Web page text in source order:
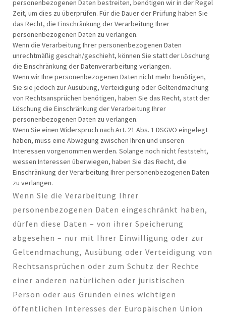
personenbezogenen Daten bestreiten, benötigen wir in der Regel
Zeit, um dies zu überprüfen. Für die Dauer der Prüfung haben Sie
das Recht, die Einschränkung der Verarbeitung Ihrer
personenbezogenen Daten zu verlangen.
Wenn die Verarbeitung Ihrer personenbezogenen Daten
unrechtmäßig geschah/geschieht, können Sie statt der Löschung
die Einschränkung der Datenverarbeitung verlangen.
Wenn wir Ihre personenbezogenen Daten nicht mehr benötigen,
Sie sie jedoch zur Ausübung, Verteidigung oder Geltendmachung
von Rechtsansprüchen benötigen, haben Sie das Recht, statt der
Löschung die Einschränkung der Verarbeitung Ihrer
personenbezogenen Daten zu verlangen.
Wenn Sie einen Widerspruch nach Art. 21 Abs. 1 DSGVO eingelegt
haben, muss eine Abwägung zwischen Ihren und unseren
Interessen vorgenommen werden. Solange noch nicht feststeht,
wessen Interessen überwiegen, haben Sie das Recht, die
Einschränkung der Verarbeitung Ihrer personenbezogenen Daten
zu verlangen.
Wenn Sie die Verarbeitung Ihrer
personenbezogenen Daten eingeschränkt haben,
dürfen diese Daten – von ihrer Speicherung
abgesehen – nur mit Ihrer Einwilligung oder zur
Geltendmachung, Ausübung oder Verteidigung von
Rechtsansprüchen oder zum Schutz der Rechte
einer anderen natürlichen oder juristischen
Person oder aus Gründen eines wichtigen
öffentlichen Interesses der Europäischen Union